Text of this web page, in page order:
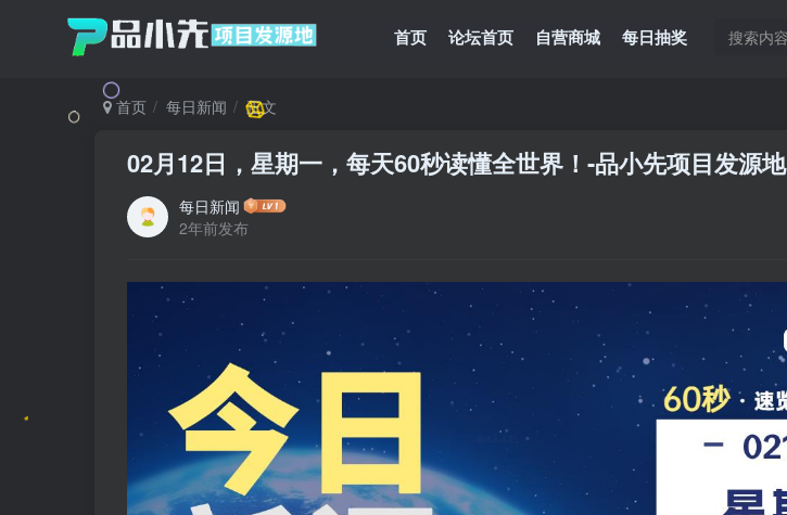
首页 论坛首页 自营商城 每日抽奖
首页 每日新闻 正文
02月12日，星期一，每天60秒读懂全世界！-品小先项目发源地
每日新闻
2年前发布